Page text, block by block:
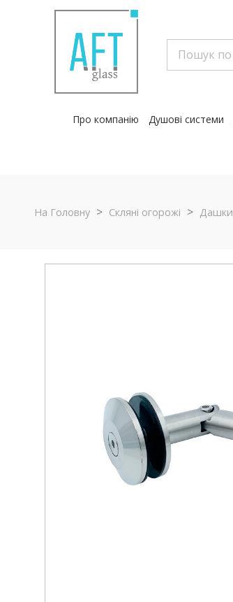
Про компанію Душові системи
На Головну Скляні огорожі Дашки